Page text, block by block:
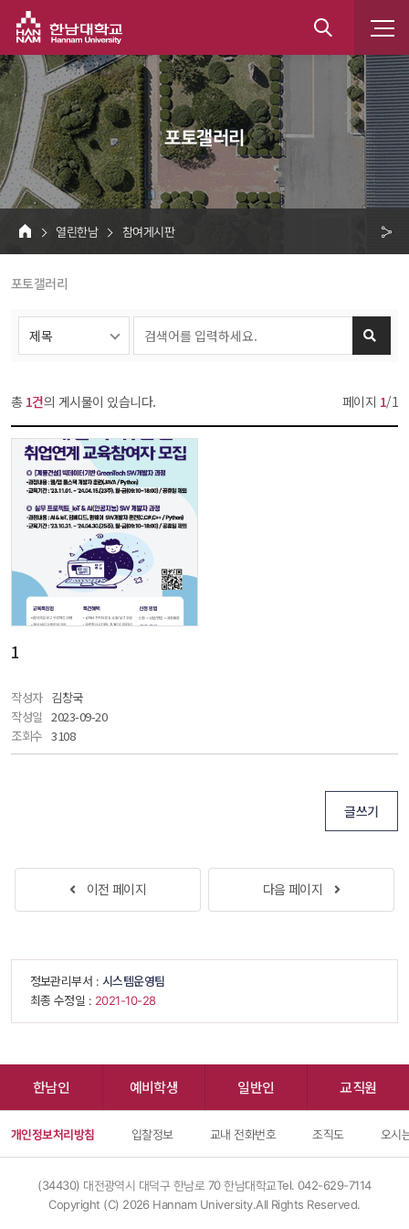
통
포토갤러리
HOME
열린한남 참여게시판
포토갤러리
총 1건의 게시물이 있습니다. 페이지 1/1
1
작성자 김창국
작성일 2023-09-20
조회수 3108
글쓰기
이전 페이지 다음 페이지
정보관리부서 : 시스템운영팀
최종 수정일 : 2021-10-28
한남인 예비학생 일반인 교직원
개인정보처리방침 입찰정보 교내 전화번호 조직도 오시
(34430) 대전광역시 대덕구 한남로 70 한남대학교Tel. 042-629-7114
Copyright (C) 2026 Hannam University.All Rights Reserved.